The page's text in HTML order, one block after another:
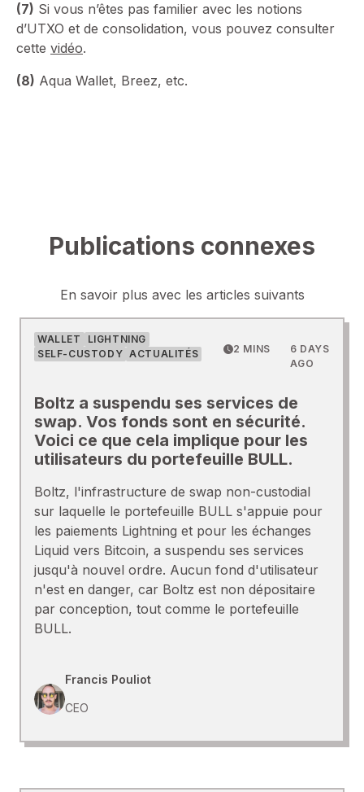
(7) Si vous n’êtes pas familier avec les notions
d’UTXO et de consolidation, vous pouvez consulter
cette vidéo.
(8) Aqua Wallet, Breez, etc.
Publications connexes
En savoir plus avec les articles suivants
WALLET
LIGHTNING
SELF-CUSTODY ACTUALITÉS 2 MINS
6 DAYS
AGO
Boltz a suspendu ses services de
swap. Vos fonds sont en sécurité.
Voici ce que cela implique pour les
utilisateurs du portefeuille BULL.
Boltz, l'infrastructure de swap non-custodial
sur laquelle le portefeuille BULL s'appuie pour
les paiements Lightning et pour les échanges
Liquid vers Bitcoin, a suspendu ses services
jusqu'à nouvel ordre. Aucun fond d'utilisateur
n'est en danger, car Boltz est non dépositaire
par conception, tout comme le portefeuille
BULL.
Francis Pouliot
CEO